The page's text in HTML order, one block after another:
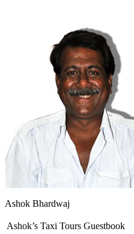
Ashok Bhardwaj
Ashok’s Taxi Tours Guestbook